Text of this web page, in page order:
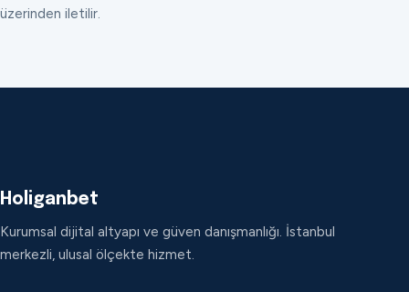
üzerinden iletilir.
Holiganbet
Kurumsal dijital altyapı ve güven danışmanlığı. İstanbul
merkezli, ulusal ölçekte hizmet.